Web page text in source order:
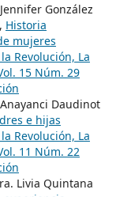
González
Historia
mujeres
Revolución, La
15 Núm. 29
Daudinot
e hijas
Revolución, La
11 Núm. 22
Livia Quintana